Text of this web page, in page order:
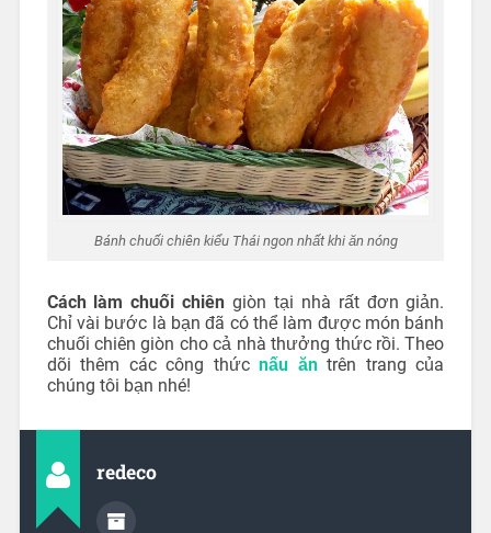
Bánh chuối chiên kiểu Thái ngon nhất khi ăn nóng
Cách làm chuối chiên giòn tại nhà rất đơn giản.
Chỉ vài bước là bạn đã có thể làm được món bánh
chuối chiên giòn cho cả nhà thưởng thức rồi. Theo
dõi thêm các công thứcnấu ăntrên trang của
chúng tôi bạn nhé!
redeco